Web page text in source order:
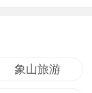
象山旅游